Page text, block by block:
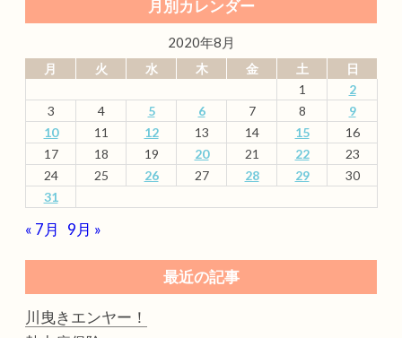
月別カレンダー
2020年8月
月 火 水 木 金 土
日
1
2
3
4 5 6 7 8
9
10
11 12 13 14 15
16
17
18 19 20 21 22
23
24
25 26 27 28 29
30
31
« 7月 9月 »
最近の記事
川曳きエンヤー！